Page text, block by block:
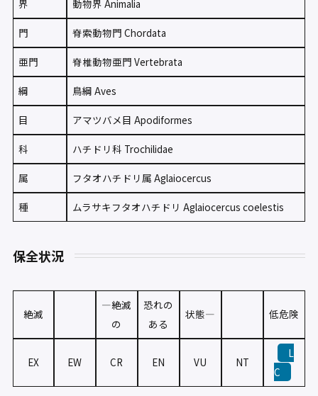
界 動物界 Animalia
門 脊索動物門 Chordata
亜門 脊椎動物亜門 Vertebrata
綱 鳥綱 Aves
目 アマツバメ目 Apodiformes
科 ハチドリ科 Trochilidae
属 フタオハチドリ属 Aglaiocercus
種 ムラサキフタオハチドリ Aglaiocercus coelestis
保全状況
絶滅
—絶滅
の
恐れの
ある
状態— 低危険
EX EW CR EN VU NT
L
C